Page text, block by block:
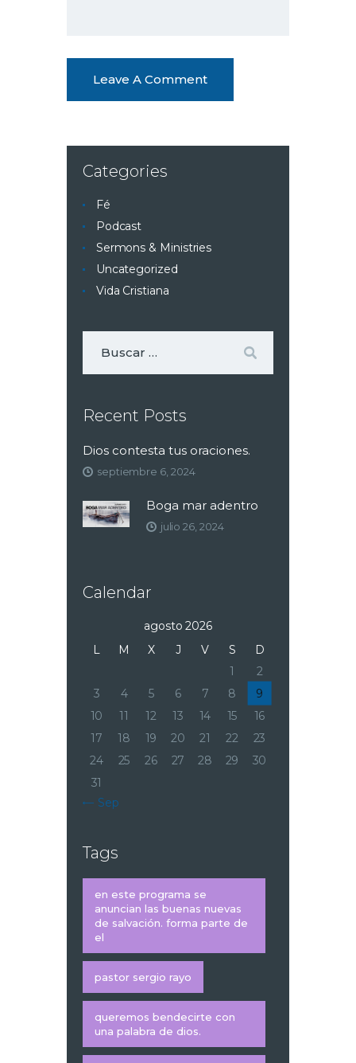
Categories
Fé
Podcast
Sermons & Ministries
Uncategorized
Vida Cristiana
Recent Posts
Dios contesta tus oraciones.
septiembre 6, 2024
Boga mar adentro
julio 26, 2024
Calendar
agosto 2026
L
M X J V S
D
1
2
3
4 5 6 7 8
9
10
11 12 13 14 15
16
17
18 19 20 21 22
23
24
25 26 27 28 29
30
31
« Sep
Tags
en este programa se
anuncian las buenas nuevas
de salvación. forma parte de
el
pastor sergio rayo
queremos bendecirte con
una palabra de dios.